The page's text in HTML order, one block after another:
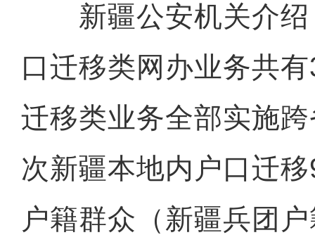
新疆公安机关介绍
口迁移类网办业务共
迁移类业务全部实施
次新疆本地内户口迁
户籍群众（新疆兵团